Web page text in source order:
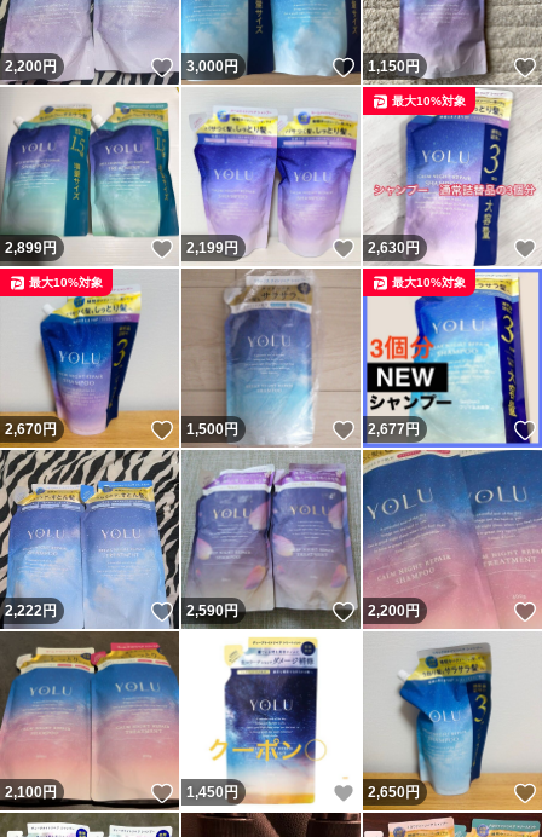
2,200円 いいね！
3,000円 いいね！
1,150円
2,899円 いいね！
2,199円 いいね！
2,630円
最大10%対象
2,670円 いいね！
最大10%対象
1,500円 いいね！
2,677円
最大10%対象
2,222円 いいね！
2,590円 いいね！
2,200円
2,100円 いいね！
1,450 円 いいね！
2,650円